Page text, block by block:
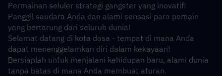
Permainan seluler strategi gangster yang inovatif!
Panggil saudara Anda dan alami sensasi para pemain
yang bertarung dari seluruh dunia!
Selamat datang di kota dosa - tempat di mana Anda
dapat menenggelamkan diri dalam kekayaan!
Bersiaplah untuk menjalani kehidupan baru, alami dunia
tanpa batas di mana Anda membuat aturan.